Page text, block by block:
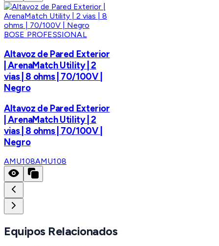
BOSE PROFESSIONAL
Altavoz de Pared Exterior
| ArenaMatch Utility | 2
vias | 8 ohms | 70/100V |
Negro
Altavoz de Pared Exterior
| ArenaMatch Utility | 2
vias | 8 ohms | 70/100V |
Negro
AMU108AMU108
Equipos Relacionados